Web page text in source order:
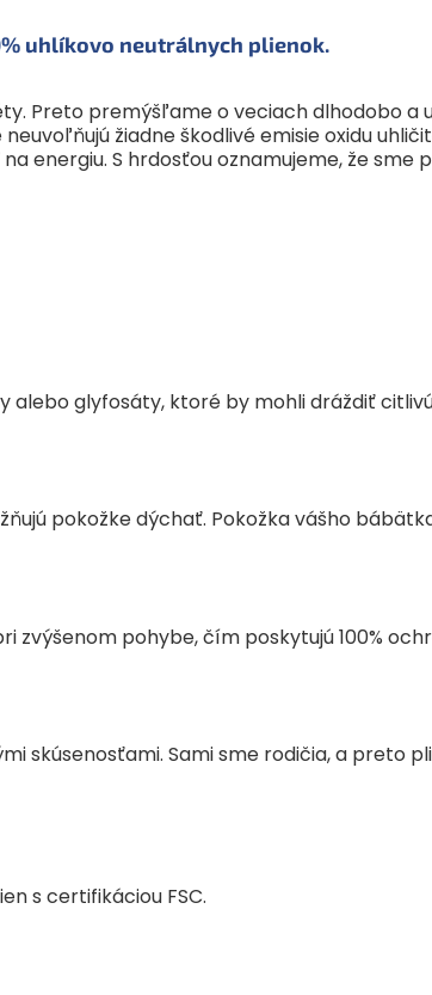
uhlíkovo neutrálnych plienok.
Preto premýšľame o veciach dlhodobo a
žiadne škodlivé emisie oxidu
energiu. S hrdosťou oznamujeme, že sme
alebo glyfosáty, ktoré by mohli dráždiť
pokožke dýchať. Pokožka vášho
zvýšenom pohybe, čím poskytujú 100%
skúsenosťami. Sami sme rodičia, a preto
s certifikáciou FSC.